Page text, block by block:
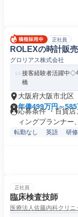
正社員
ROLEXの時計販売
グロリアス株式会社
接客経験者活躍中◇
橋
大阪府大阪市北区
年俸499万円～
応募条件 ・百貨
ィングプランナー
転勤なし 英語 研
正社員
臨床検査技師
医療法人佐藤内科クリニ